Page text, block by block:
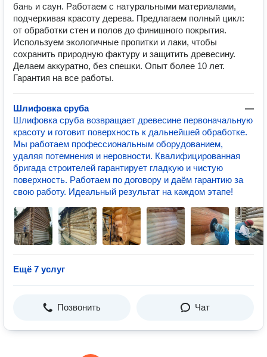
бань и саун. Работаем с натуральными материалами,
подчеркивая красоту дерева. Предлагаем полный цикл:
от обработки стен и полов до финишного покрытия.
Используем экологичные пропитки и лаки, чтобы
сохранить природную фактуру и защитить древесину.
Делаем аккуратно, без спешки. Опыт более 10 лет.
Гарантия на все работы.
Шлифовка сруба
—
Шлифовка сруба возвращает древесине первоначальную
красоту и готовит поверхность к дальнейшей обработке.
Мы работаем профессиональным оборудованием,
удаляя потемнения и неровности. Квалифицированная
бригада строителей гарантирует гладкую и чистую
поверхность. Работаем по договору и даём гарантию за
свою работу. Идеальный результат на каждом этапе!
Ещё 7 услуг
Позвонить Чат